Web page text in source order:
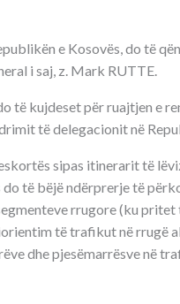
e Kosovës, do të
i saj, z. Mark RUTTE.
të kujdeset për ruajtjen e
të delegacionit në
sipas itinerarit të
do të bëjë ndërprerje të
rrugore (ku
të trafikut në rrugë
dhe pjesëmarrësve në